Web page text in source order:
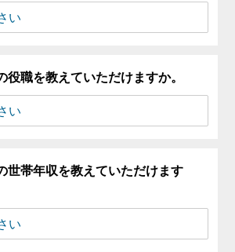
役職を教えていただけますか。
世帯年収を教えていただけます